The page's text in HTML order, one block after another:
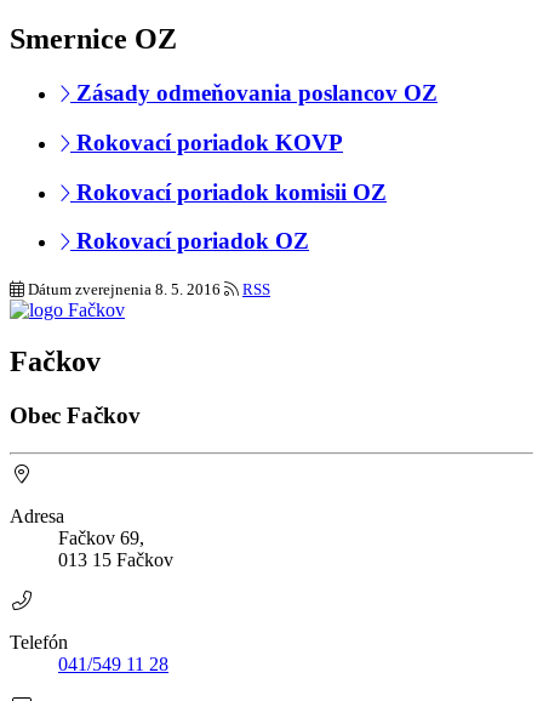
Smernice OZ
Zásady odmeňovania poslancov OZ
Rokovací poriadok KOVP
Rokovací poriadok komisii OZ
Rokovací poriadok OZ
Dátum zverejnenia 8. 5. 2016 RSS
Fačkov
Obec Fačkov
Adresa
Fačkov 69,
013 15 Fačkov
Telefón
041/549 11 28